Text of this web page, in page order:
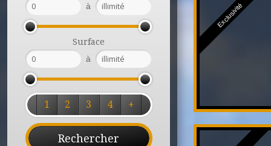
à
Surface
à
1 2 3 4 +
Exclusivité